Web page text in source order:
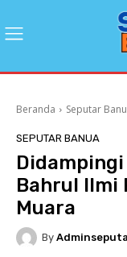
Beranda Seputar
SEPUTAR BANUA
Bahrul Ilmi
Muara
By